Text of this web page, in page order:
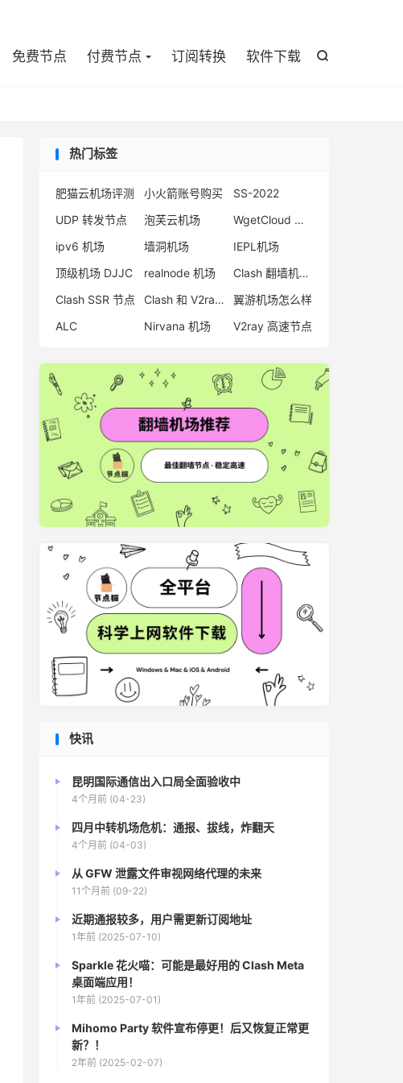

免费节点 付费节点 订阅转换 软件下载
热门标签
肥猫云机场评测 小火箭账号购买
SS-2022
UDP 转发节点
泡芙云机场
WgetCloud 机场
ipv6 机场
墙洞机场
IEPL机场
顶级机场 DJJC
realnode 机场
Clash 翻墙机场推荐
Clash SSR 节点
Clash 和 V2rayNG
翼游机场怎么样
ALC
Nirvana 机场 V2ray 高速节点
快讯
昆明国际通信出入口局全面验收中
4个月前 (04-23)
四月中转机场危机：通报、拔线，炸翻天
4个月前 (04-03)
从 GFW 泄露文件审视网络代理的未来
11个月前 (09-22)
近期通报较多，用户需更新订阅地址
1年前 (2025-07-10)
Sparkle 花火喵：可能是最好用的 Clash Meta
桌面端应用！
1年前 (2025-07-01)
Mihomo Party 软件宣布停更！后又恢复正常更
新？！
2年前 (2025-02-07)